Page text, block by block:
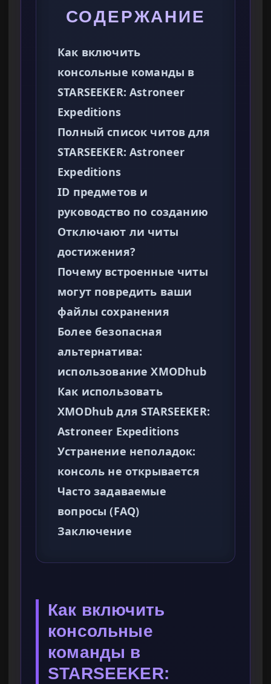
СОДЕРЖАНИЕ
Как включить
консольные команды в
STARSEEKER: Astroneer
Expeditions
Полный список читов для
STARSEEKER: Astroneer
Expeditions
ID предметов и
руководство по созданию
Отключают ли читы
достижения?
Почему встроенные читы
могут повредить ваши
файлы сохранения
Более безопасная
альтернатива:
использование XMODhub
Как использовать
XMODhub для STARSEEKER:
Astroneer Expeditions
Устранение неполадок:
консоль не открывается
Часто задаваемые
вопросы (FAQ)
Заключение
Как включить
консольные
команды в
STARSEEKER: